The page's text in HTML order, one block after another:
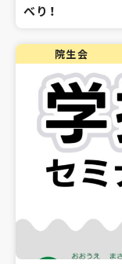
べり！
院生会